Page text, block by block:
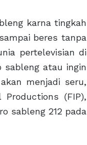
karna tingkah
beres tanpa
pertelevisian di
sableng atau ingin
menjadi seru,
(FIP),
sableng 212 pada